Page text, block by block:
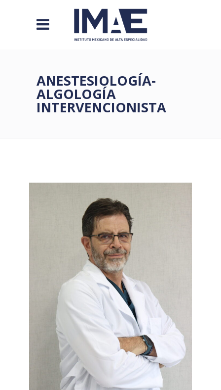
ANESTESIOLOGÍA-
ALGOLOGÍA
INTERVENCIONISTA